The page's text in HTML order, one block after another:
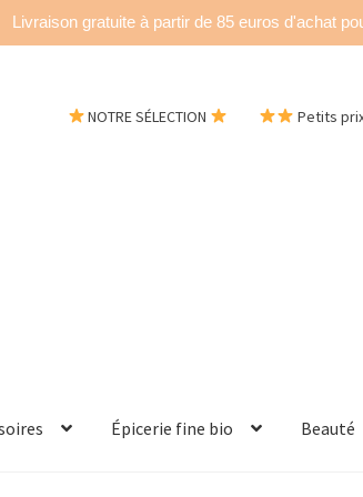
Livraison gratuite à partir de 85 euros d'achat
NOTRE SÉLECTION Petits
Épicerie fine bio Beauté